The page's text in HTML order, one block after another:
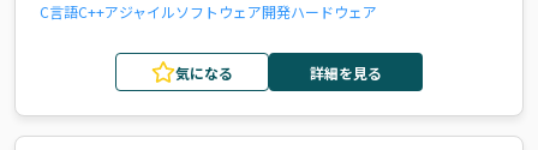
C言語C++アジャイルソフトウェア開発ハードウェア
気になる 詳細を見る